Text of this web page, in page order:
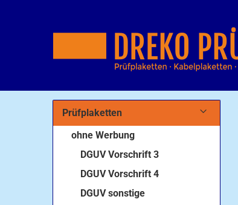
Prüfplaketten
ohne Werbung
DGUV Vorschrift 3
DGUV Vorschrift 4
DGUV sonstige